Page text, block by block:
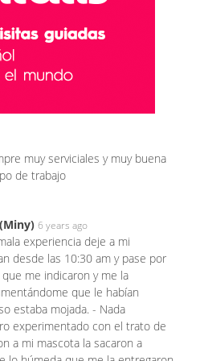
muy serviciales y muy buena
de trabajo
6 years ago
experiencia deje a mi
desde las 10:30 am y pase por
me indicaron y me la
que le habían
estaba mojada. - Nada
experimentado con el trato de
a mi mascota la sacaron a